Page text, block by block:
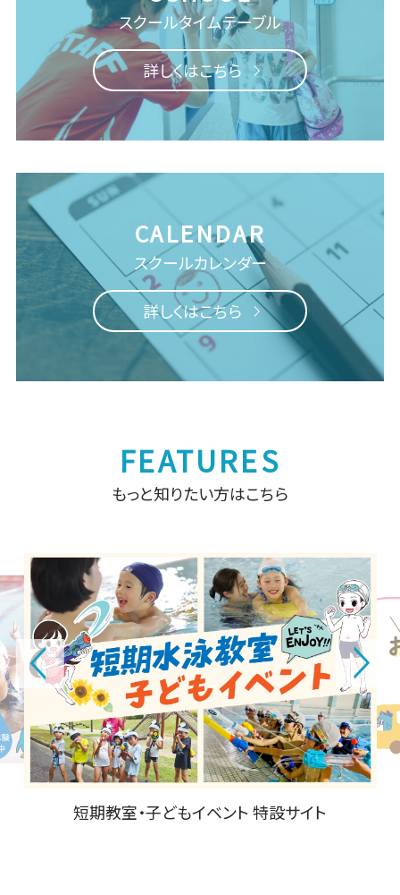
スクールタイムテーブル
詳しくはこちら
スクールカレンダー
詳しくはこちら
もっと知りたい方はこちら
コパンお迎えバスサービス